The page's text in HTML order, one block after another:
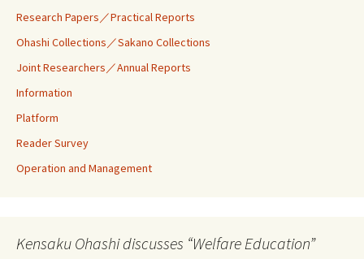
Research Papers／Practical Reports
Ohashi Collections／Sakano Collections
Joint Researchers／Annual Reports
Information
Platform
Reader Survey
Operation and Management
Kensaku Ohashi discusses “Welfare Education”